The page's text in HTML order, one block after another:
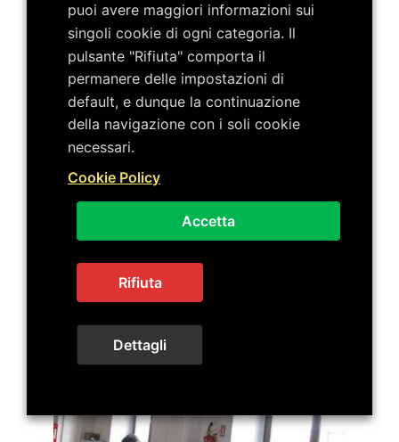
puoi avere maggiori informazioni sui
singoli cookie di ogni categoria. Il
pulsante "Rifiuta" comporta il
permanere delle impostazioni di
default, e dunque la continuazione
della navigazione con i soli cookie
necessari.
Cookie Policy
Accetta
Rifiuta
Dettagli